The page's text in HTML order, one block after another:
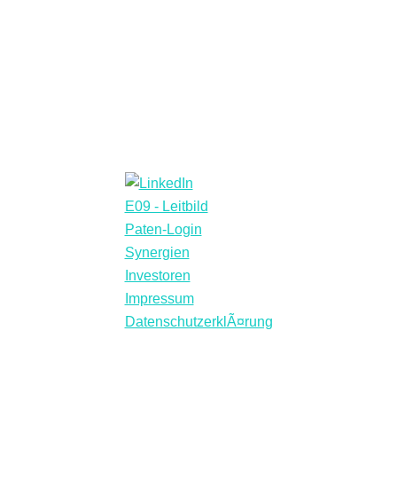
E09 - Leitbild
Paten-Login
Synergien
Investoren
Impressum
DatenschutzerklÃ¤rung